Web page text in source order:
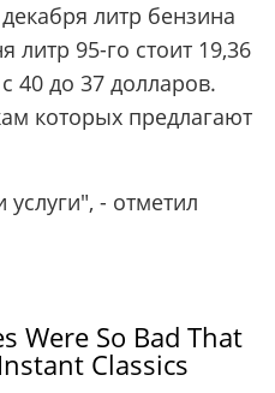
литр бензина
литр 95-го стоит 19,36
40 до 37 долларов.
которых предлагают
- отметил
Were So Bad That
Classics